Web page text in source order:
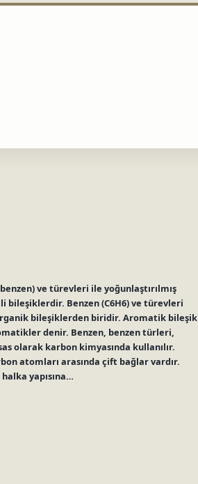
ve türevleri ile yoğunlaştırılmış
bileşiklerdir. Benzen (C6H6) ve türevleri
bileşiklerden biridir. Aromatik bileşik
denir. Benzen, benzen türleri,
olarak karbon kimyasında kullanılır.
atomları arasında çift bağlar vardır.
yapısına…